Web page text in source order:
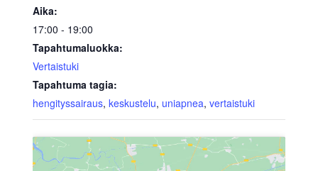
Aika:
17:00 - 19:00
Tapahtumaluokka:
Vertaistuki
Tapahtuma tagia:
hengityssairaus, keskustelu, uniapnea, vertaistuki